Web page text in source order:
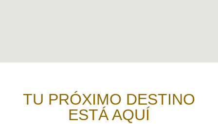
TU PRÓXIMO DESTINO
ESTÁ AQUÍ